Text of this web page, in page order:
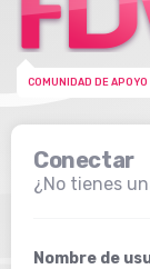
COMUNIDAD DE
Conectar
¿No tienes
Nombre de